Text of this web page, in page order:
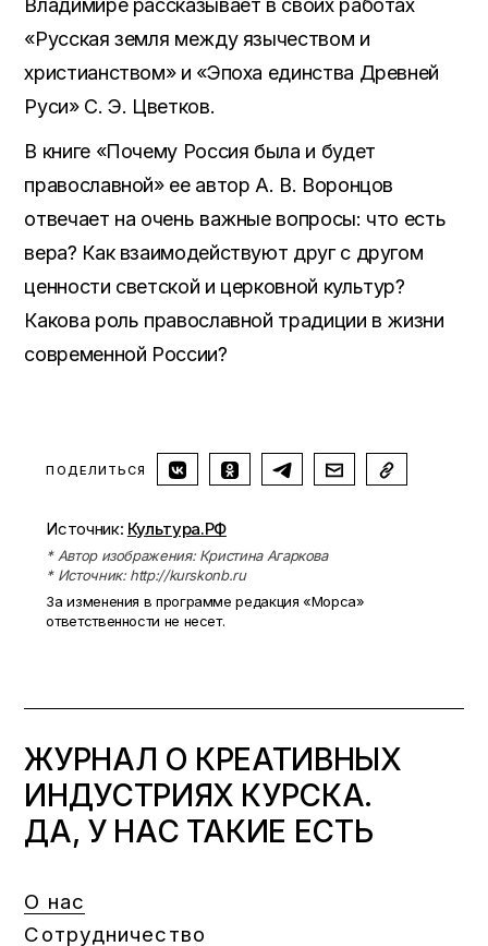
Владимире рассказывает в своих работах
«Русская земля между язычеством и
христианством» и «Эпоха единства Древней
Руси» С. Э. Цветков.
В книге «Почему Россия была и будет
православной» ее автор А. В. Воронцов
отвечает на очень важные вопросы: что есть
вера? Как взаимодействуют друг с другом
ценности светской и церковной культур?
Какова роль православной традиции в жизни
современной России?
ПОДЕЛИТЬСЯ
Источник: Культура.РФ
* Автор изображения: Кристина Агаркова
* Источник: http://kurskonb.ru
За изменения в программе редакция «Морса»
ответственности не несет.
ЖУРНАЛ О КРЕАТИВНЫХ
ИНДУСТРИЯХ КУРСКА.
ДА, У НАС ТАКИЕ ЕСТЬ
О нас
Сотрудничество